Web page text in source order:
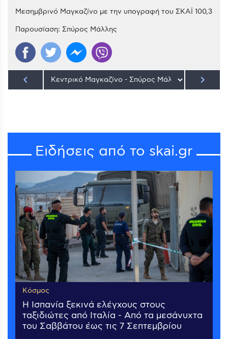
Μεσημβρινό Μαγκαζίνο με την υπογραφή του ΣΚΑΪ 100,3
Παρουσίαση: Σπύρος Μάλλης
keyboard_arrow_left keyboard_arrow_right
Ειδήσεις από το skai.gr
Κόσμος
Η Ισπανία ξεκινά ελέγχους στους
ταξιδιώτες από Ιταλία - Από τα μεσάνυχτα
του Σαββάτου έως τις 7 Σεπτεμβρίου